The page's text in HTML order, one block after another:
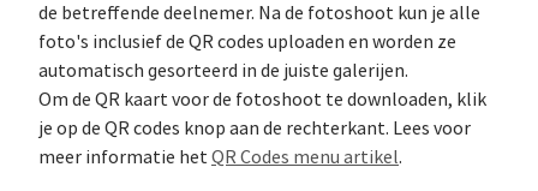
de betreffende deelnemer. Na de fotoshoot kun je alle
foto's inclusief de QR codes uploaden en worden ze
automatisch gesorteerd in de juiste galerijen.
Om de QR kaart voor de fotoshoot te downloaden, klik
je op de QR codes knop aan de rechterkant. Lees voor
meer informatie hetQR Codes menu artikel.